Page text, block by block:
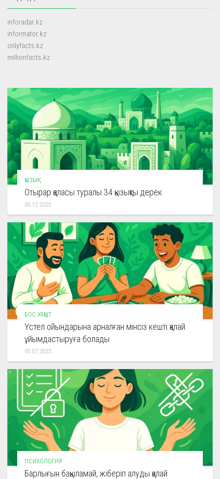
inforadar.kz
informator.kz
onlyfacts.kz
millionfacts.kz
ҚЫЗЫҚ
Отырар қаласы туралы 34 қызықты дерек
06.12.2025
БОС УАҚЫТ
Үстел ойындарына арналған мінсіз кешті қалай
ұйымдастыруға болады
05.07.2025
ПСИХОЛОГИЯ
Барлығын бақыламай, жіберіп алуды қалай